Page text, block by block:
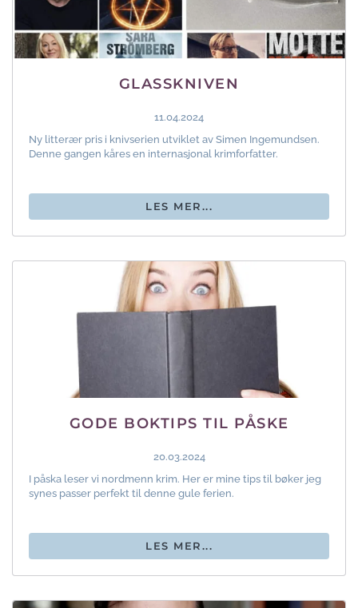
GLASSKNIVEN
11.04.2024
Ny litterær pris i knivserien utviklet av Simen Ingemundsen.
Denne gangen kåres en internasjonal krimforfatter.
LES MER...
GODE BOKTIPS TIL PÅSKE
20.03.2024
I påska leser vi nordmenn krim. Her er mine tips til bøker jeg
synes passer perfekt til denne gule ferien.
LES MER...